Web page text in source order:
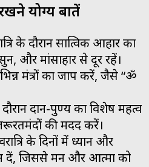
रखने योग्य बातें
के दौरान सात्विक आहार का
और मांसाहार से दूर रहें।
मंत्रों का जाप करें, जैसे “ॐ
दौरान दान-पुण्य का विशेष महत्व
की मदद करें।
के दिनों में ध्यान और
दें, जिससे मन और आत्मा को